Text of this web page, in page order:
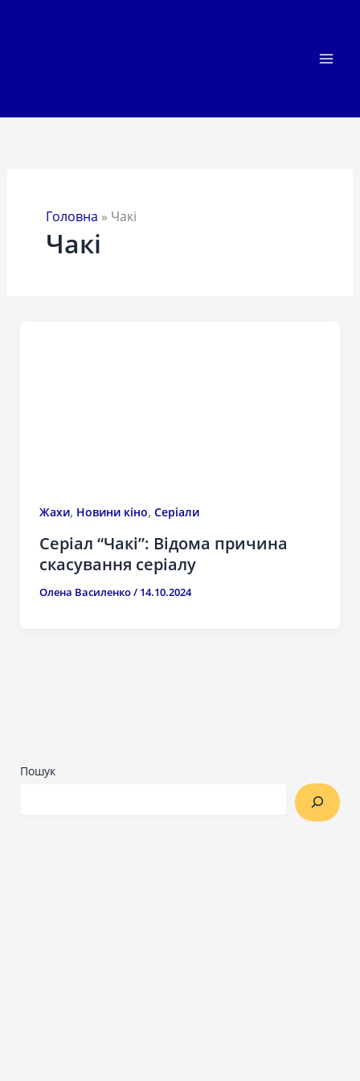
Головна » Чакі
Чакі
Жахи, Новини кіно, Серіали
Серіал “Чакі”: Відома причина
скасування серіалу
Олена Василенко/ 14.10.2024
Пошук